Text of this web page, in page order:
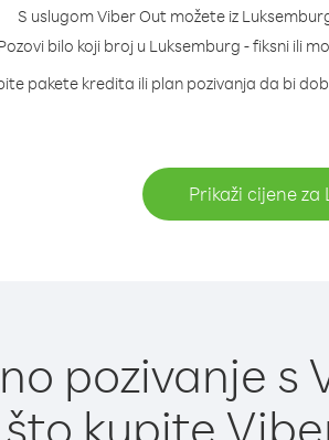
S uslugom Viber Out možete iz
bilo koji broj u Luksemburg - fiksni ili
pakete kredita ili plan pozivanja da bi
Prikaži cijene za
pozivanje s
kupite